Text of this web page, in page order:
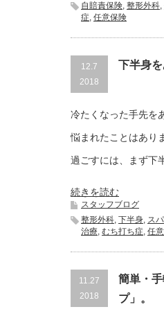
自賠責保険, 整形外科,
症, 任意保険
12.7
2018
下半身
冷たくなった手先を
悩まれたことはあり
過ごすには、まず下
続きを読む
スタッフブログ
整形外科, 下半身, ス
治療, むち打ち症, 任
11.27
2018
簡単・
プ」。